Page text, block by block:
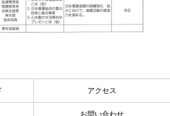
アクセス
お問い合わせ